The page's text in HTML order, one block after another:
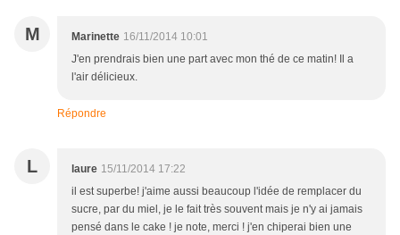
M Marinette 16/11/2014 10:01
J'en prendrais bien une part avec mon thé de ce matin! Il a
l'air délicieux.
Répondre
L laure 15/11/2014 17:22
il est superbe! j'aime aussi beaucoup l'idée de remplacer du
sucre, par du miel, je le fait très souvent mais je n'y ai jamais
pensé dans le cake ! je note, merci ! j'en chiperai bien une